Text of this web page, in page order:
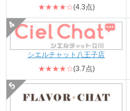
★★★★☆(4.3点)
シエルチャット八王子店
★★★★☆(3.7点)